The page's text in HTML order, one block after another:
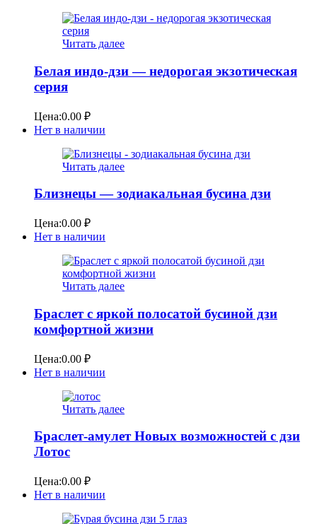
Читать далее
Белая индо-дзи — недорогая экзотическая
серия
Цена:0.00 ₽
Нет в наличии
Читать далее
Близнецы — зодиакальная бусина дзи
Цена:0.00 ₽
Нет в наличии
Читать далее
Браслет с яркой полосатой бусиной дзи
комфортной жизни
Цена:0.00 ₽
Нет в наличии
Читать далее
Браслет-амулет Новых возможностей с дзи
Лотос
Цена:0.00 ₽
Нет в наличии